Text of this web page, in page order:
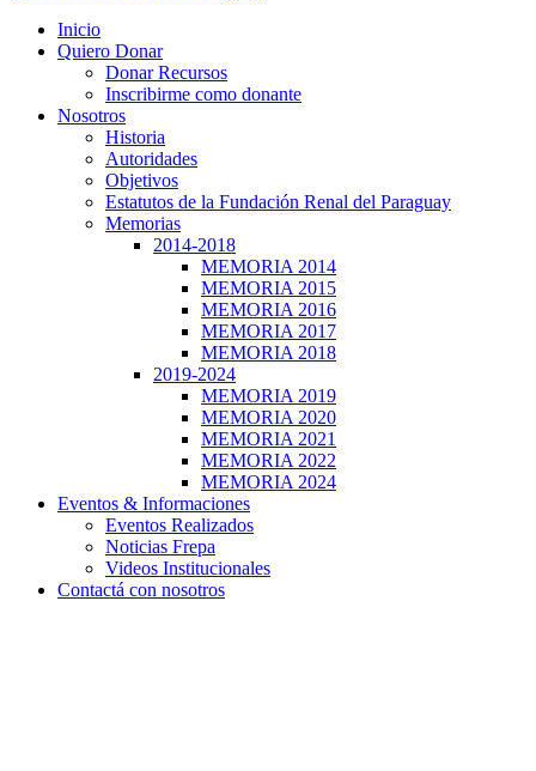
Inicio
Quiero Donar
Donar Recursos
Inscribirme como donante
Nosotros
Historia
Autoridades
Objetivos
Estatutos de la Fundación Renal del Paraguay
Memorias
2014-2018
MEMORIA 2014
MEMORIA 2015
MEMORIA 2016
MEMORIA 2017
MEMORIA 2018
2019-2024
MEMORIA 2019
MEMORIA 2020
MEMORIA 2021
MEMORIA 2022
MEMORIA 2024
Eventos & Informaciones
Eventos Realizados
Noticias Frepa
Videos Institucionales
Contactá con nosotros